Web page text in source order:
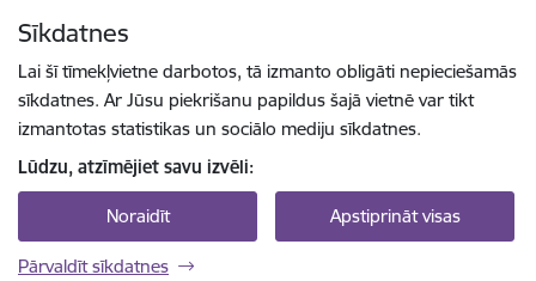
Sīkdatnes
Lai šī tīmekļvietne darbotos, tā izmanto obligāti nepieciešamās
sīkdatnes. Ar Jūsu piekrišanu papildus šajā vietnē var tikt
izmantotas statistikas un sociālo mediju sīkdatnes.
Lūdzu, atzīmējiet savu izvēli:
Noraidīt Apstiprināt visas
Pārvaldīt sīkdatnes